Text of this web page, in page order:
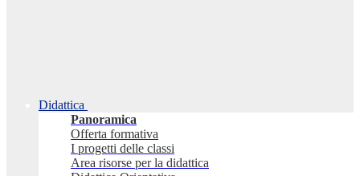
Didattica
Panoramica
Offerta formativa
I progetti delle classi
Area risorse per la didattica